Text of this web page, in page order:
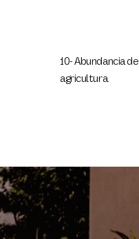
10- Abundancia
agricultura.